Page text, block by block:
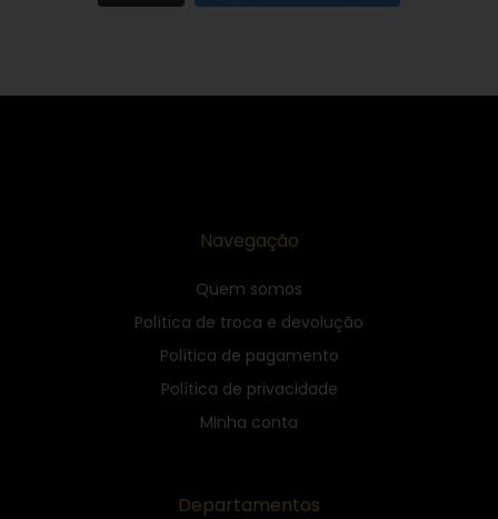
Navegação
Quem somos
Política de troca e devolução
Política de pagamento
Política de privacidade
Minha conta
Departamentos